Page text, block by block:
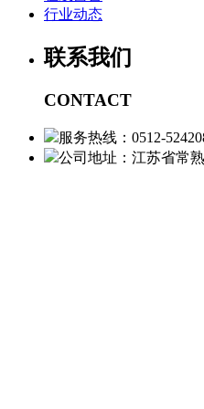
行业动态
联系我们
CONTACT
服务热线：0512-
公司地址：江苏省常